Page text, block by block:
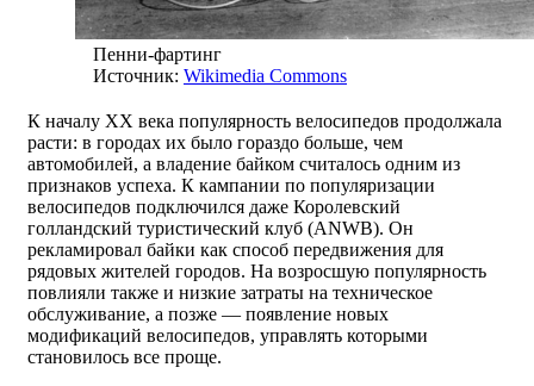
Пенни-фартинг
Источник: Wikimedia Commons
К началу XX века популярность велосипедов продолжала
расти: в городах их было гораздо больше, чем
автомобилей, а владение байком считалось одним из
признаков успеха. К кампании по популяризации
велосипедов подключился даже Королевский
голландский туристический клуб (ANWB). Он
рекламировал байки как способ передвижения для
рядовых жителей городов. На возросшую популярность
повлияли также и низкие затраты на техническое
обслуживание, а позже — появление новых
модификаций велосипедов, управлять которыми
становилось все проще.